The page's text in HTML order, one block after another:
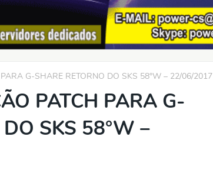
G-SHARE RETORNO DO SKS 58°W – 22/06/2017
PATCH PARA G-
SKS 58°W –